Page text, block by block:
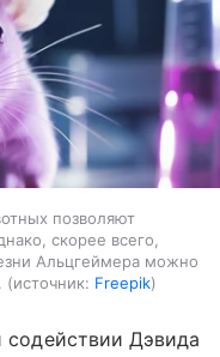
позволяют
скорее всего,
Альцгеймера можно
источник: Freepik
содействии Дэвида